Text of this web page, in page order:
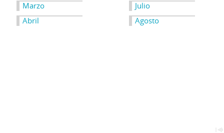
Marzo
Abril
Julio
Agosto